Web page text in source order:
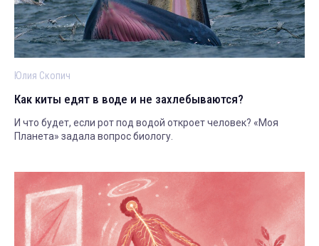
Юлия Скопич
Как киты едят в воде и не захлебываются?
И что будет, если рот под водой откроет человек? «Моя
Планета» задала вопрос биологу.